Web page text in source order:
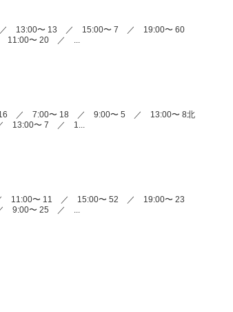
13:00〜 13 ／ 15:00〜 7 ／ 19:00〜 60
11:00〜 20 ／ ...
16 ／ 7:00〜 18 ／ 9:00〜 5 ／ 13:00〜 8北
13:00〜 7 ／ 1...
11:00〜 11 ／ 15:00〜 52 ／ 19:00〜 23
9:00〜 25 ／ ...